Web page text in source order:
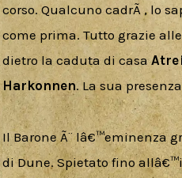
corso. Qualcuno cadrÃ , lo
come prima. Tutto grazie
dietro la caduta di casa
Harkonnen. La sua
Il Barone Ã¨ lâ€™eminenza
di Dune. Spietato fino